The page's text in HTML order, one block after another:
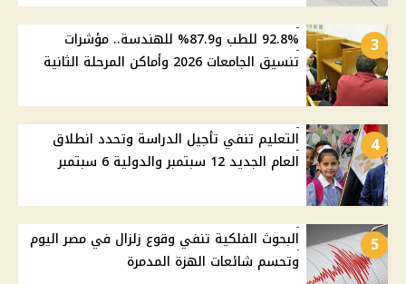
3
92.8% للطب و87.9% للهندسة.. مؤشرات
تنسيق الجامعات 2026 وأماكن المرحلة الثانية
4
التعليم تنفي تأجيل الدراسة وتحدد انطلاق
العام الجديد 12 سبتمبر والدولية 6 سبتمبر
5
البحوث الفلكية تنفي وقوع زلزال في مصر اليوم
وتحسم شائعات الهزة المدمرة